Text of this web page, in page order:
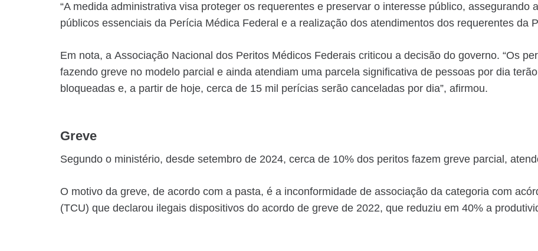
“A medida administrativa visa proteger os requerentes e preservar o interesse público, assegurando
públicos essenciais da Perícia Médica Federal e a realização dos atendimentos dos requerentes da
Em nota, a Associação Nacional dos Peritos Médicos Federais criticou a decisão do governo. “Os
fazendo greve no modelo parcial e ainda atendiam uma parcela significativa de pessoas por dia
bloqueadas e, a partir de hoje, cerca de 15 mil perícias serão canceladas por dia”, afirmou.
Greve
Segundo o ministério, desde setembro de 2024, cerca de 10% dos peritos fazem greve parcial,
O motivo da greve, de acordo com a pasta, é a inconformidade de associação da categoria com
(TCU) que declarou ilegais dispositivos do acordo de greve de 2022, que reduziu em 40% a